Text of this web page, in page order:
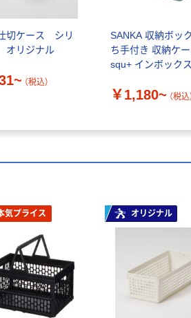
切ケース シリ
リジナル
（税込）
SANKA 収納ボッ
ち手付き 収納ケー
squ+ インボック
￥1,180~ （税込
気プライス オリジナル